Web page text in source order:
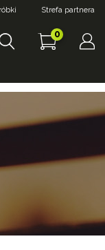
Strefa partnera
0